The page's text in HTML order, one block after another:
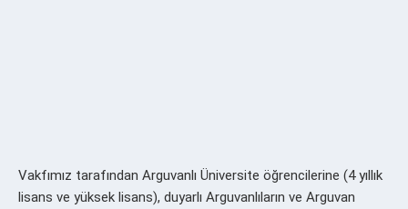
Vakfımız tarafından Arguvanlı Üniversite öğrencilerine (4 yıllık
lisans ve yüksek lisans), duyarlı Arguvanlıların ve Arguvan